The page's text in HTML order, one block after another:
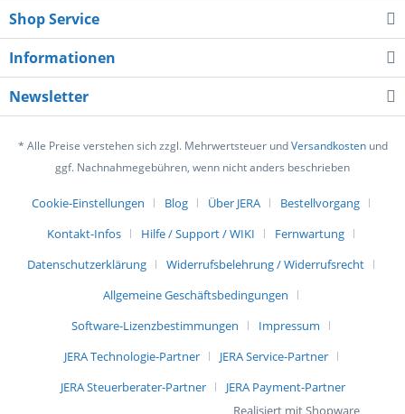
Shop Service
Informationen
Newsletter
* Alle Preise verstehen sich zzgl. Mehrwertsteuer undVersandkostenund
ggf. Nachnahmegebühren, wenn nicht anders beschrieben
Cookie-Einstellungen Blog Über JERA
Bestellvorgang
Kontakt-Infos
Hilfe / Support / WIKI
Fernwartung
Datenschutzerklärung
Widerrufsbelehrung / Widerrufsrecht
Allgemeine Geschäftsbedingungen
Software-Lizenzbestimmungen
Impressum
JERA Technologie-Partner
JERA Service-Partner
JERA Steuerberater-Partner
JERA Payment-Partner
Realisiert mit Shopware